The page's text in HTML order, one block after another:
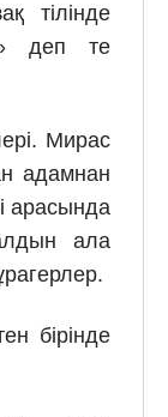
тілінде
деп те
Мирас
адамнан
арасында
ала
бірінде